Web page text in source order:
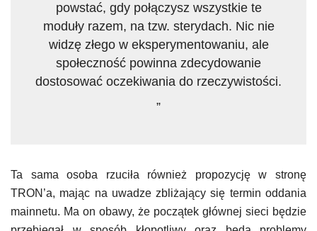
powstać, gdy połączysz wszystkie te
moduły razem, na tzw. sterydach. Nic nie
widzę złego w eksperymentowaniu, ale
społeczność powinna zdecydowanie
dostosować oczekiwania do rzeczywistości.
„
Ta sama osoba rzuciła również propozycję w stronę
TRON’a, mając na uwadze zbliżający się termin oddania
mainnetu. Ma on obawy, że początek głównej sieci będzie